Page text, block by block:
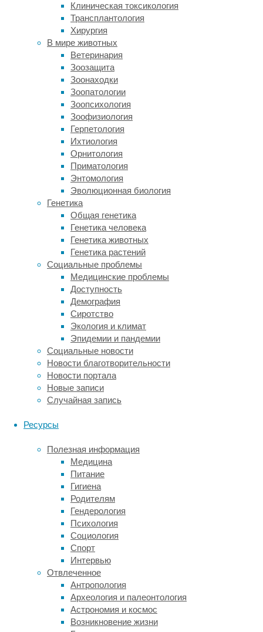
Клиническая токсикология
Трансплантология
Хирургия
В мире животных
Ветеринария
Зоозащита
Зоонаходки
Зоопатологии
Зоопсихология
Зоофизиология
Герпетология
Ихтиология
Орнитология
Приматология
Энтомология
Эволюционная биология
Генетика
Общая генетика
Генетика человека
Генетика животных
Генетика растений
Социальные проблемы
Медицинские проблемы
Доступность
Демография
Сиротство
Экология и климат
Эпидемии и пандемии
Социальные новости
Новости благотворительности
Новости портала
Новые записи
Случайная запись
Ресурсы
Полезная информация
Медицина
Питание
Гигиена
Родителям
Гендерология
Психология
Социология
Спорт
Интервью
Отвлеченное
Антропология
Археология и палеонтология
Астрономия и космос
Возникновение жизни
том,
что
пикродонтиды
(вымерший
подотряд
млекопитающих)
совсем
не
родственники
приматам,
как
считалось
раньше,
ближе
кротам
ежам.
все
благодаря
сохранившемуся
черепу
одного
пикродонтида.
Несколько
похожая
история
складывается
вокруг
ископаемого
существа
семейства
дроморнитид
—
Genyornis
newtoni.
Эта
гигантская
вымершая
птица
жила
в
позднем
плейстоцене
(129-
11,7